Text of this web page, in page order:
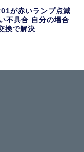
が赤いランプ点滅
不具合 自分の場合
換で解決